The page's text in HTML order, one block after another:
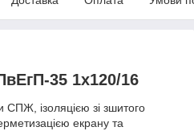
35 1х120/16
СПЖ, ізоляцією зі зшитого
екрану та